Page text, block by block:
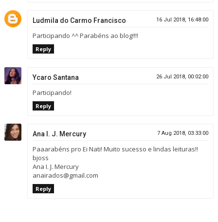
Ludmila do Carmo Francisco 16 Jul 2018, 16:48:00
Participando ^^ Parabéns ao blog!!!!
Reply
Ycaro Santana 26 Jul 2018, 00:02:00
Participando!
Reply
Ana I. J. Mercury 7 Aug 2018, 03:33:00
Paaarabéns pro Ei Nati! Muito sucesso e lindas leituras!!
bjoss
Ana I. J. Mercury
anairados@gmail.com
Reply